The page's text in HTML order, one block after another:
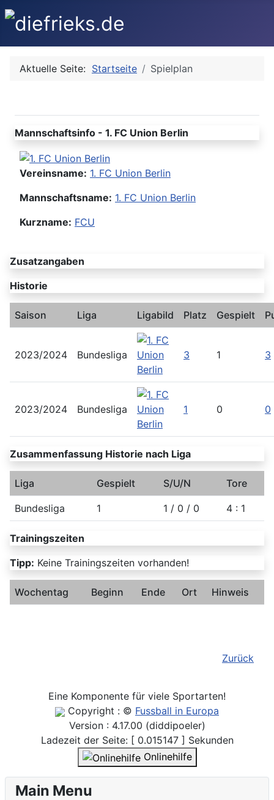
Aktuelle Seite: Startseite Spielplan
Mannschaftsinfo - 1. FC Union Berlin
Vereinsname: 1. FC Union Berlin
Mannschaftsname: 1. FC Union Berlin
Kurzname: FCU
Zusatzangaben
Historie
Saison Liga Ligabild Platz Gespielt
2023/2024 Bundesliga 3 1 3
2023/2024 Bundesliga 1 0 0
Zusammenfassung Historie nach Liga
Liga Gespielt S/U/N Tore
Bundesliga 1 1 / 0 / 0 4 : 1
Trainingszeiten
Tipp: Keine Trainingszeiten vorhanden!
Wochentag Beginn Ende Ort Hinweis
Zurück
Eine Komponente für viele Sportarten!
Copyright : © Fussball in Europa
Version : 4.17.00 (diddipoeler)
Ladezeit der Seite: [ 0.015147 ] Sekunden
Onlinehilfe
Main Menu